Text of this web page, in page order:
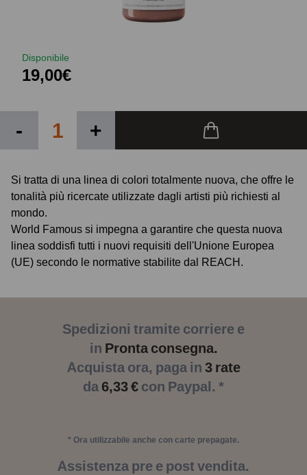
Disponibile
19,00€
- +
Si tratta di una linea di colori totalmente nuova, che offre le
tonalità più ricercate utilizzate dagli artisti più richiesti al
mondo.
World Famous si impegna a garantire che questa nuova
linea soddisfi tutti i nuovi requisiti dell'Unione Europea
(UE) secondo le normative stabilite dal REACH.
Spedizioni tramite corriere e
in Pronta consegna.
Acquista ora, paga in 3 rate
da6,33 € con Paypal. *
* Ora utilizzabile anche con carte prepagate.
Assistenza pre e post vendita.